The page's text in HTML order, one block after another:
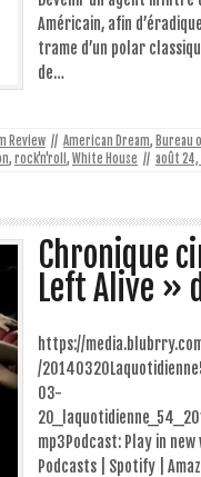
Américain, afin
trame d’un polar
de…
Review // American Dream, Bureau
, rock'n'roll , White House // août 24,
Chronique
Left Alive »
https://
/
03-
mp3Podcast: Play in
Podcasts | Spotify |